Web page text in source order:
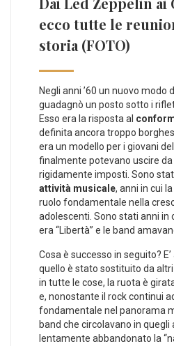
ecco tutte le
storia (FOTO)
Negli anni ’60 un nuovo modo
guadagnò un posto sotto i
Esso era la risposta al
definita ancora troppo
era un modello per i giovani
finalmente potevano uscire
rigidamente imposti. Sono
attività musicale, anni in cui
ruolo fondamentale nella
adolescenti. Sono stati anni in
era “Libertà” e le band
Cosa è successo in seguito? E’
quello è stato sostituito da
in tutte le cose, la ruota è
e, nonostante il rock continui
fondamentale nel panorama
band che circolavano in quegli
lentamente abbandonato la